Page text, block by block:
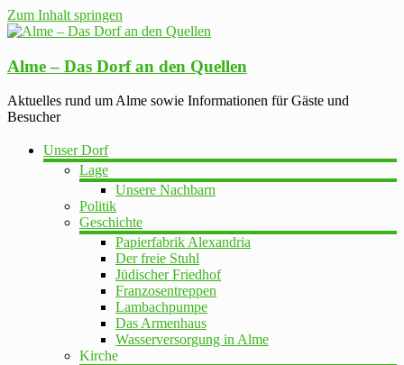
Zum Inhalt springen
Alme – Das Dorf an den Quellen
Aktuelles rund um Alme sowie Informationen für Gäste und
Besucher
Unser Dorf
Lage
Unsere Nachbarn
Politik
Geschichte
Papierfabrik Alexandria
Der freie Stuhl
Jüdischer Friedhof
Franzosentreppen
Lambachpumpe
Das Armenhaus
Wasserversorgung in Alme
Kirche